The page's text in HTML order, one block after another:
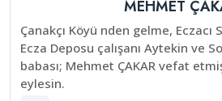
MEHMET
Çanakçı Köyü nden gelme, Eczacı
Ecza Deposu çalışanı Aytekin ve
babası; Mehmet ÇAKAR vefat
eylesin.